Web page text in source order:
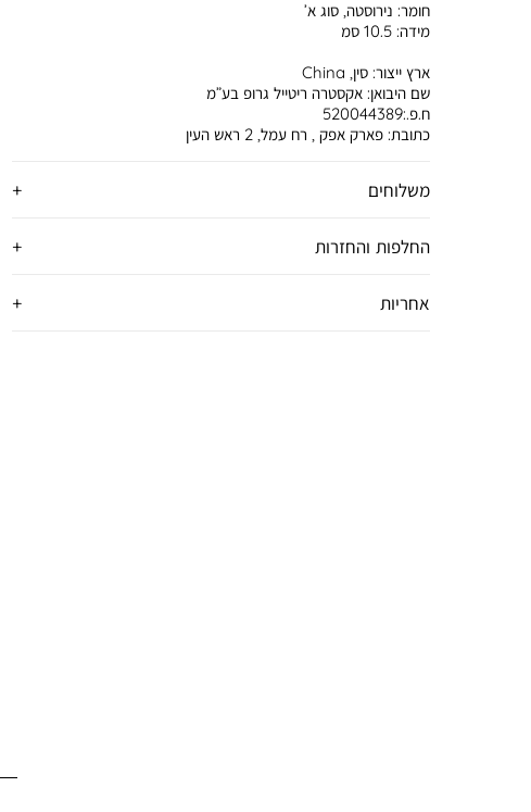
משלוחים
החלפות והחזרות
אחריות
חומר: נירוסטה, סוג א’
מידה:10.5 סמ
ארץ ייצור:סין, China
שם היבואן:אקסטרה ריטייל גרופ בע”מ
ח.פ.:520044389
כתובת:פארק אפק , רח עמל, 2 ראש העין